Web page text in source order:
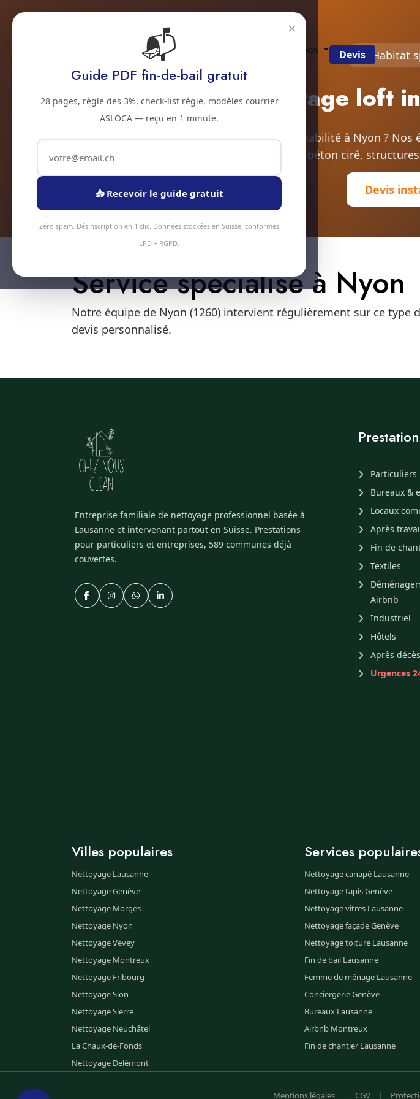
Prestations À propos Devis Habitat
Nettoyage loft
Loft industriel ou réhabilité à Nyon ? Nos
verrières hauteur, béton ciré,
Devis
Service spécialisé à Nyon
Notre équipe de Nyon (1260) intervient régulièrement sur ce
devis personnalisé.
Entreprise familiale de nettoyage professionnel basée à
Lausanne et intervenant partout en Suisse. Prestations
pour particuliers et entreprises, 589 communes déjà
couvertes.
Particuliers
Bureaux &
Locaux
Après
Fin de
Textiles
Airbnb
Industriel
Hôtels
Après décès
Urgences
Villes populaires
Nettoyage Lausanne
Nettoyage Genève
Nettoyage Morges
Nettoyage Nyon
Nettoyage Vevey
Nettoyage Montreux
Nettoyage Fribourg
Nettoyage Sion
Nettoyage Sierre
Nettoyage Neuchâtel
La Chaux-de-Fonds
Nettoyage Delémont
Services
Nettoyage canapé Lausanne
Nettoyage tapis Genève
Nettoyage vitres Lausanne
Nettoyage façade Genève
Nettoyage toiture Lausanne
Fin de bail Lausanne
Femme de ménage Lausanne
Conciergerie Genève
Bureaux Lausanne
Airbnb Montreux
Fin de chantier Lausanne
Mentions légales | CGV |
×
📬
Guide PDF fin-de-bail gratuit
28 pages, règle des 3%, check-list régie, modèles courrier
ASLOCA — reçu en 1 minute.
📥 Recevoir le guide gratuit
Zéro spam. Désinscription en 1 clic. Données stockées en Suisse, conformes
LPD + RGPD.